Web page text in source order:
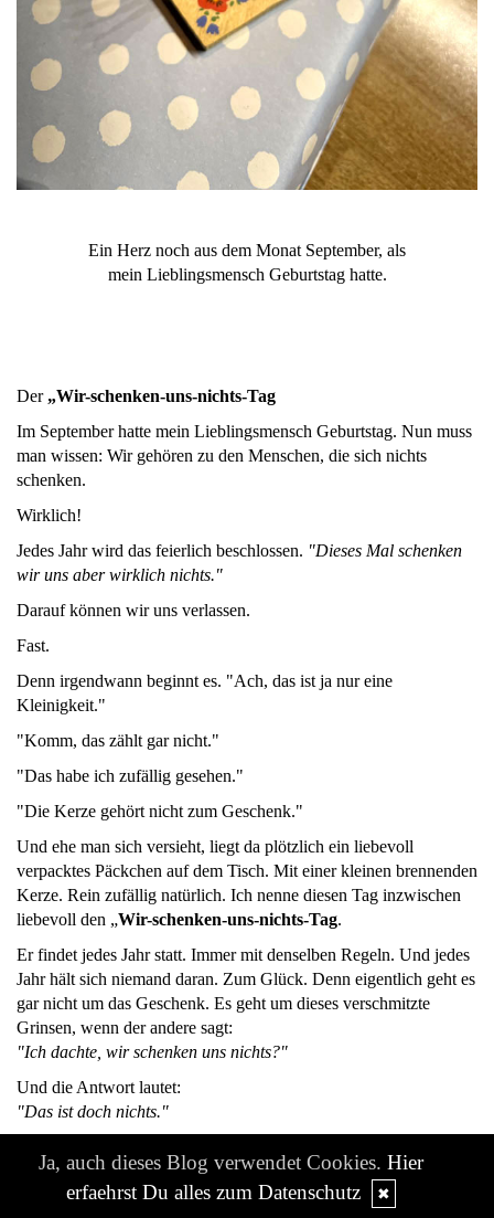
Ein Herz noch aus dem Monat September, als
mein Lieblingsmensch Geburtstag hatte.
Der„Wir-schenken-uns-nichts-Tag
Im September hatte mein Lieblingsmensch Geburtstag. Nun muss
man wissen: Wir gehören zu den Menschen, die sich nichts
schenken.
Wirklich!
Jedes Jahr wird das feierlich beschlossen. "Dieses Mal schenken
wir uns aber wirklich nichts."
Darauf können wir uns verlassen.
Fast.
Denn irgendwann beginnt es. "Ach, das ist ja nur eine
Kleinigkeit."
"Komm, das zählt gar nicht."
"Das habe ich zufällig gesehen."
"Die Kerze gehört nicht zum Geschenk."
Und ehe man sich versieht, liegt da plötzlich ein liebevoll
verpacktes Päckchen auf dem Tisch. Mit einer kleinen brennenden
Kerze. Rein zufällig natürlich. Ich nenne diesen Tag inzwischen
liebevoll den „Wir-schenken-uns-nichts-Tag.
Er findet jedes Jahr statt. Immer mit denselben Regeln. Und jedes
Jahr hält sich niemand daran. Zum Glück. Denn eigentlich geht es
gar nicht um das Geschenk. Es geht um dieses verschmitzte
Grinsen, wenn der andere sagt:
"Ich dachte, wir schenken uns nichts?"
Und die Antwort lautet:
"Das ist doch nichts."
Ein bisschen Papier.
Ja, auch dieses Blog verwendet Cookies. Hier
erfaehrst Du alles zum Datenschutz
✖